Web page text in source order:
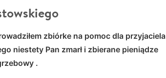
zbiórke na pomoc dla przyjaciela
niestety Pan zmarł i zbierane pieniądze
.